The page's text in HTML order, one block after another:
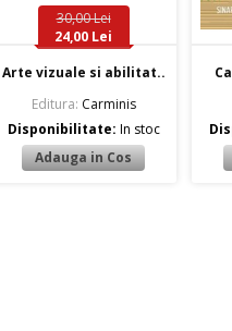
30,00 Lei
24,00 Lei
Arte vizuale si abilitat..
Editura: Carminis
Disponibilitate: In stoc